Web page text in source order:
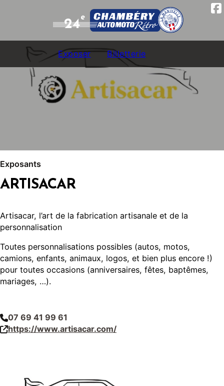
24e
Exposer Billetterie
Exposants
ARTISACAR
Artisacar, l’art de la fabrication artisanale et de la
personnalisation
Toutes personnalisations possibles (autos, motos,
camions, enfants, animaux, logos, et bien plus encore !)
pour toutes occasions (anniversaires, fêtes, baptêmes,
mariages, …).
07 69 41 99 61
https://www.artisacar.com/